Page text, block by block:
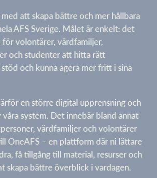
att skapa bättre och mer hållbara
AFS Sverige. Målet är enkelt: det
för volontärer, värdfamiljer,
och studenter att hitta rätt
och kunna agera mer fritt i sina
en större digital upprensning och
system. Det innebär bland annat
värdfamiljer och volontärer
OneAFS – en plattform där ni lättare
få tillgång till material, resurser och
skapa bättre överblick i vardagen.